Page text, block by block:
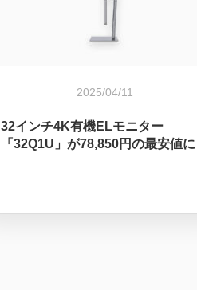
2025/04/11
32インチ4K有機ELモニター
「32Q1U」が78,850円の最安値に